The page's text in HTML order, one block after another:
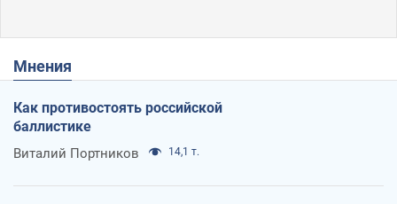
Мнения
Как противостоять российской
баллистике
Виталий Портников 14,1 т.